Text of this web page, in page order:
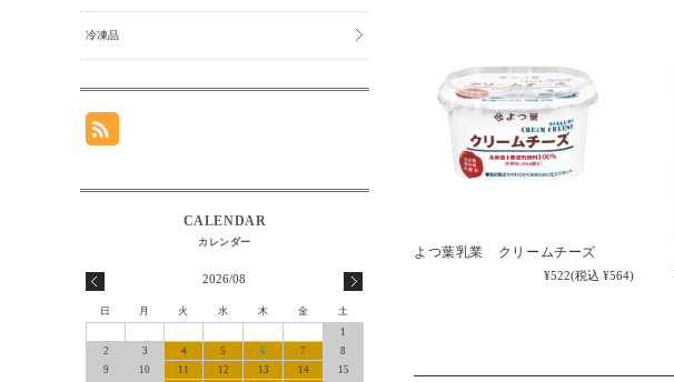
よつ葉乳業 クリームチーズ
¥522(税込 ¥564)
冷凍品
2026/08
日 月 火 水 木 金
土
1
2
3 4 5 6 7
8
9
10 11 12 13 14
15